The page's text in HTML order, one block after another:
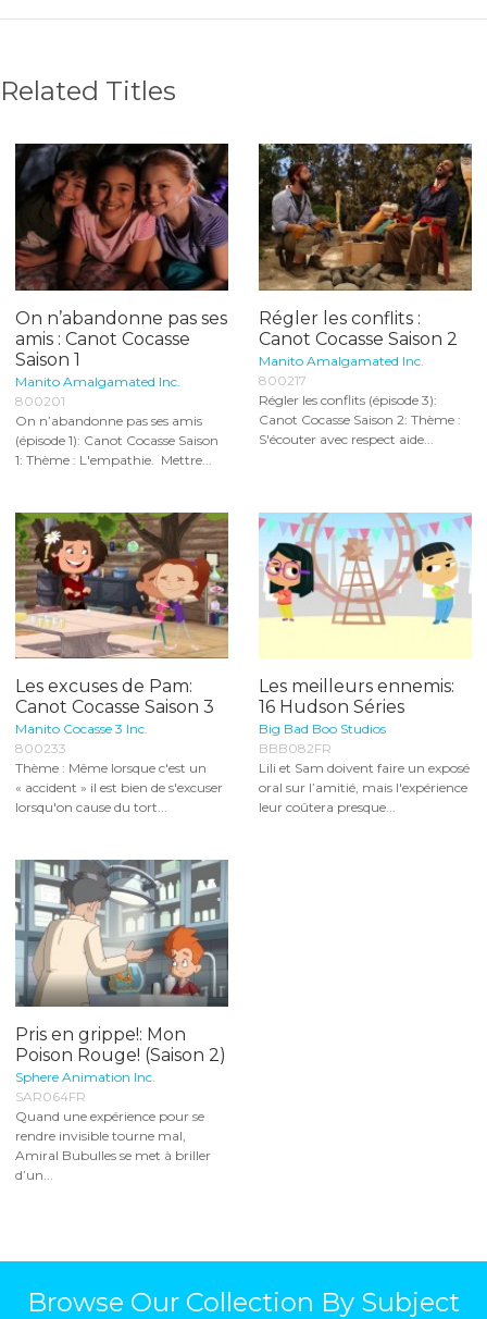
Related Titles
On n’abandonne pas ses
amis : Canot Cocasse
Saison 1
Manito Amalgamated Inc.
800201
On n’abandonne pas ses amis
(épisode 1): Canot Cocasse Saison
1: Thème : L'empathie. Mettre...
Régler les conflits :
Canot Cocasse Saison 2
Manito Amalgamated Inc.
800217
Régler les conflits (épisode 3):
Canot Cocasse Saison 2: Thème :
S'écouter avec respect aide...
Les excuses de Pam:
Canot Cocasse Saison 3
Manito Cocasse 3 Inc.
800233
Thème : Même lorsque c'est un
« accident » il est bien de s'excuser
lorsqu'on cause du tort...
Les meilleurs ennemis:
16 Hudson Séries
Big Bad Boo Studios
BBB082FR
Lili et Sam doivent faire un exposé
oral sur l’amitié, mais l'expérience
leur coûtera presque...
Pris en grippe!: Mon
Poison Rouge! (Saison 2)
Sphere Animation Inc.
SAR064FR
Quand une expérience pour se
rendre invisible tourne mal,
Amiral Bubulles se met à briller
d’un...
Browse Our Collection By Subject